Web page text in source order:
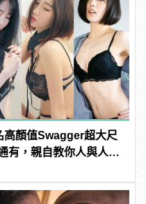
高顏值Swagger超大尺
有，親自教你人與人的